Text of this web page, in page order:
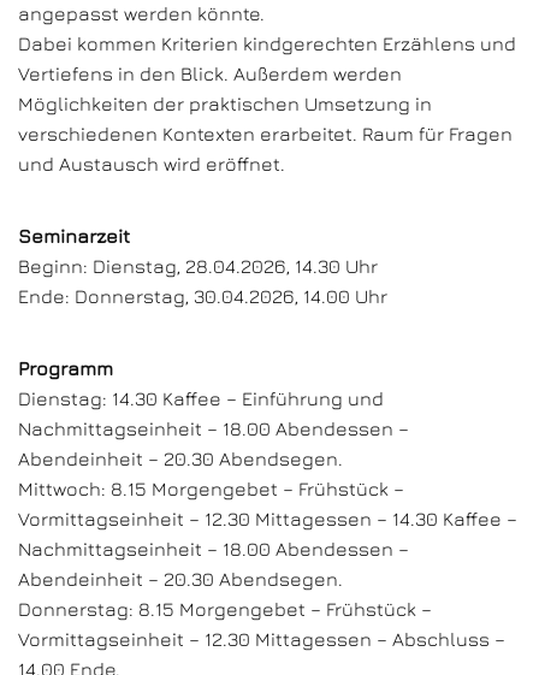
angepasst werden könnte.
Dabei kommen Kriterien kindgerechten Erzählens und
Vertiefens in den Blick. Außerdem werden
Möglichkeiten der praktischen Umsetzung in
verschiedenen Kontexten erarbeitet. Raum für Fragen
und Austausch wird eröffnet.
Seminarzeit
Beginn: Dienstag, 28.04.2026, 14.30 Uhr
Ende: Donnerstag, 30.04.2026, 14.00 Uhr
Programm
Dienstag: 14.30 Kaffee – Einführung und
Nachmittagseinheit – 18.00 Abendessen –
Abendeinheit – 20.30 Abendsegen.
Mittwoch: 8.15 Morgengebet – Frühstück –
Vormittagseinheit – 12.30 Mittagessen – 14.30 Kaffee –
Nachmittagseinheit – 18.00 Abendessen –
Abendeinheit – 20.30 Abendsegen.
Donnerstag: 8.15 Morgengebet – Frühstück –
Vormittagseinheit – 12.30 Mittagessen – Abschluss –
14.00 Ende.